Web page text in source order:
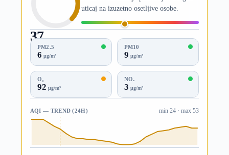
37
AQI
uticaj na izuzetno osetljive osobe.
PM2.5
6 µg/m³
PM10
9 µg/m³
O₃
92 µg/m³
NO₂
3 µg/m³
AQI — TREND (24H) min 24 · max 53